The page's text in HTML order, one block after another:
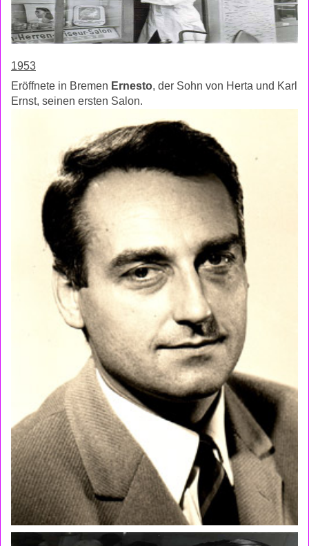
1953
Eröffnete in Bremen Ernesto, der Sohn von Herta und Karl
Ernst, seinen ersten Salon.